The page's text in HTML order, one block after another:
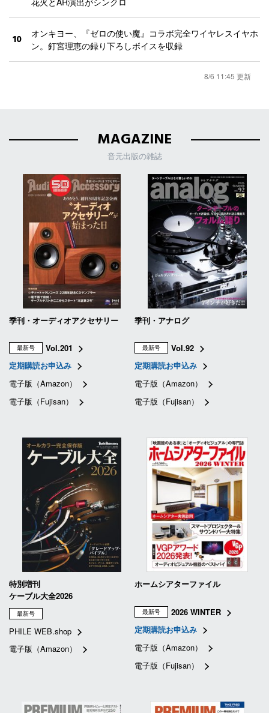
10
オンキヨー、『ゼロの使い魔』コラボ完全ワイヤレスイヤホ
ン。釘宮理恵の録り下ろしボイスを収録
8/6 11:45 更新
MAGAZINE
音元出版の雑誌
季刊・オーディオアクセサリー
最新号
Vol.201
定期購読お申込み
電子版（Amazon）
電子版（Fujisan）
季刊・アナログ
最新号
Vol.92
定期購読お申込み
電子版（Amazon）
電子版（Fujisan）
特別増刊
ケーブル大全2026
最新号
PHILE WEB.shop
電子版（Amazon）
ホームシアターファイル
最新号
2026 WINTER
定期購読お申込み
電子版（Amazon）
電子版（Fujisan）